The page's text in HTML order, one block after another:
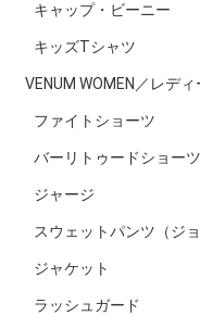
キャップ・ビーニー
キッズTシャツ
VENUM WOMEN／レディ
ファイトショーツ
バーリトゥードショーツ
ジャージ
スウェットパンツ（ジ
ジャケット
ラッシュガード